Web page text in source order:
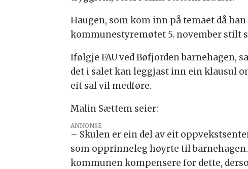
Haugen, som kom inn på temaet då
kommunestyremøtet 5. november stilt
Ifølgje FAU ved Bøfjorden barnehagen,
det i salet kan leggjast inn ein klausul
eit sal vil medføre.
Malin Sættem seier:
ANNONSE
– Skulen er ein del av eit
som opprinneleg høyrte til
kommunen kompensere for dette,